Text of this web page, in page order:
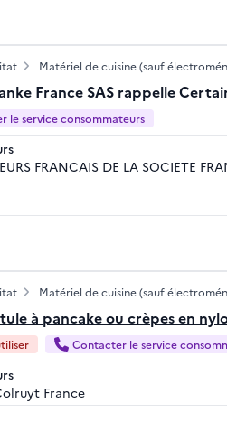
Matériel de cuisine (sauf
France SAS rappelle
le service consommateurs
FRANCAIS DE LA SOCIETE
Matériel de cuisine (sauf
à pancake ou crèpes en
Contacter le service
France